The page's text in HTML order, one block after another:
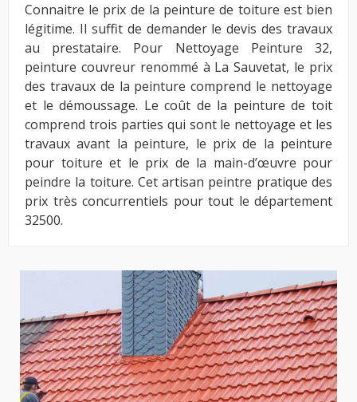
Connaitre le prix de la peinture de toiture est bien
légitime. Il suffit de demander le devis des travaux
au prestataire. Pour Nettoyage Peinture 32,
peinture couvreur renommé à La Sauvetat, le prix
des travaux de la peinture comprend le nettoyage
et le démoussage. Le coût de la peinture de toit
comprend trois parties qui sont le nettoyage et les
travaux avant la peinture, le prix de la peinture
pour toiture et le prix de la main-d’œuvre pour
peindre la toiture. Cet artisan peintre pratique des
prix très concurrentiels pour tout le département
32500.